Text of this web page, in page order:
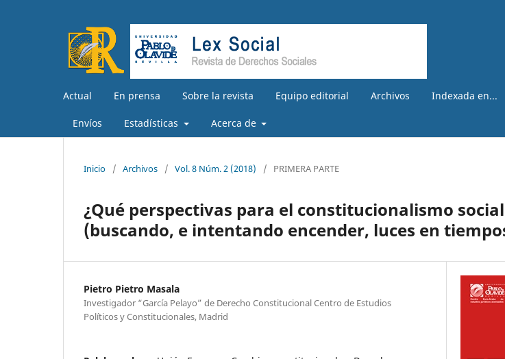
Actual En prensa Sobre la revista Equipo editorial Archivos Indexada en...
Envíos Estadísticas Acerca de
Inicio / Archivos / Vol. 8 Núm. 2 (2018) / PRIMERA PARTE
¿Qué perspectivas para el constitucionalismo
(buscando, e intentando encender, luces en
Pietro Pietro Masala
Investigador “García Pelayo” de Derecho Constitucional Centro de Estudios
Políticos y Constitucionales, Madrid